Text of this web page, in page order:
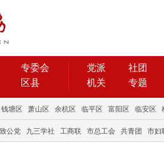
专委会
区县
党派 社团
机关
专题
钱塘区 萧山区 余杭区 临平区 富阳区 临安区
致公党 九三学社 工商联 市总工会 共青团 市妇